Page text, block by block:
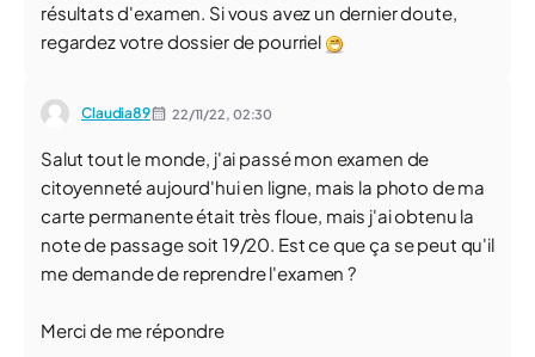
résultats d'examen. Si vous avez un dernier doute,
regardez votre dossier de pourriel
Claudia89 22/11/22, 02:30
Salut tout le monde, j'ai passé mon examen de
citoyenneté aujourd'hui en ligne, mais la photo de ma
carte permanente était très floue, mais j'ai obtenu la
note de passage soit 19/20. Est ce que ça se peut qu'il
me demande de reprendre l'examen ?
Merci de me répondre